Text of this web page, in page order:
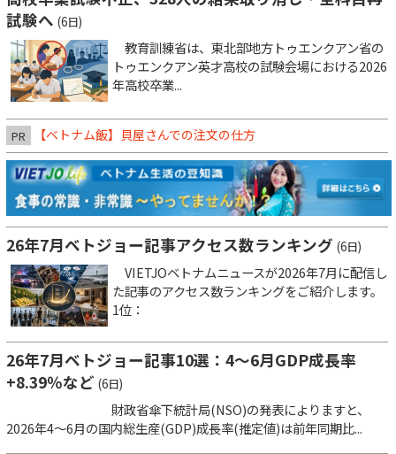
試験へ (6日)
教育訓練省は、東北部地方トゥエンクアン省の
トゥエンクアン英才高校の試験会場における2026
年高校卒業...
PR 【ベトナム飯】貝屋さんでの注文の仕方
26年7月ベトジョー記事アクセス数ランキング (6日)
VIETJOベトナムニュースが2026年7月に配信し
た記事のアクセス数ランキングをご紹介します。
1位：
26年7月ベトジョー記事10選：4～6月GDP成長率
+8.39％など (6日)
財政省傘下統計局(NSO)の発表によりますと、
2026年4～6月の国内総生産(GDP)成長率(推定値)は前年同期比...